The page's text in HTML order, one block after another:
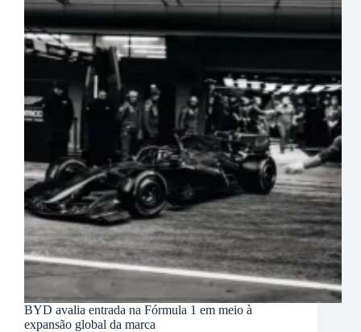
BYD avalia entrada na Fórmula 1 em meio à
expansão global da marca